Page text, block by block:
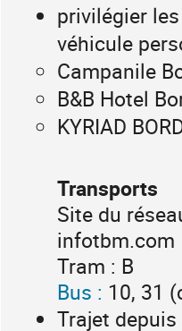
privilégier
véhicule
Campanile
B&B Hotel
KYRIAD
Transports
Site du
infotbm.com
Tram : B
Bus : 10, 31
Trajet depuis